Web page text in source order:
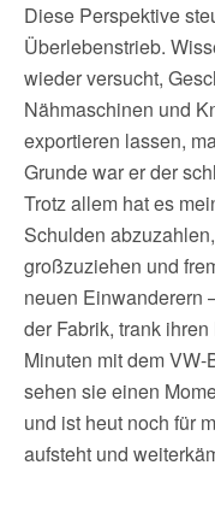
Diese Perspektive
Überlebenstrieb.
wieder versucht,
Nähmaschinen und
exportieren lassen,
Grunde war er der
Trotz allem hat es
Schulden
großzuziehen und
neuen Einwanderern
der Fabrik, trank
Minuten mit dem
sehen sie einen
und ist heut noch für
aufsteht und